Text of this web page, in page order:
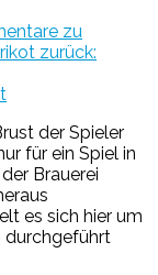
zu
zurück:
der Spieler
für ein Spiel in
Brauerei
es sich hier um
durchgeführt